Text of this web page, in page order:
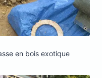
en bois exotique